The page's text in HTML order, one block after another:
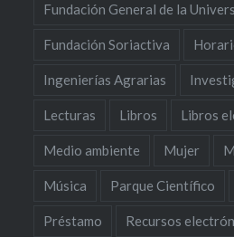
Fundación General de la
Fundación Soriactiva
Ingenierías Agrarias
Lecturas Libros Libros
Medio ambiente Mujer
Música Parque Científico
Préstamo Recursos